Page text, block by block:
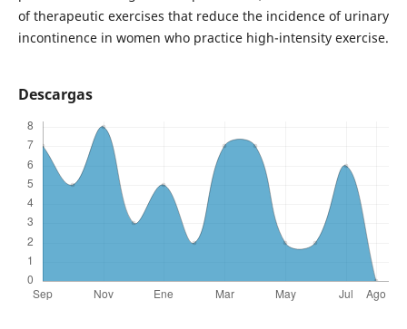
of therapeutic exercises that reduce the incidence of urinary
incontinence in women who practice high-intensity exercise.
Descargas